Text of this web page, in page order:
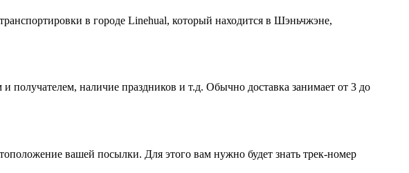
в городе Linehual, который находится в Шэньчжэне,
получателем, наличие праздников и т.д. Обычно доставка занимает от 3 до
вашей посылки. Для этого вам нужно будет знать трек-номер